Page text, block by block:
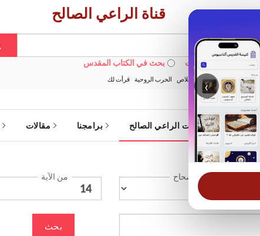
‹
قناة الراعي الصالح
بحث في الويبسايت بحث في الكتاب المقدس
الأكثر بحثًا: خبزنا اليومي الخلاص الحرب الروحية قرأت لك
الرئيسية خدمات الراعي الصالح برامجنا مقالات
الإصحاح من الآية
بحث